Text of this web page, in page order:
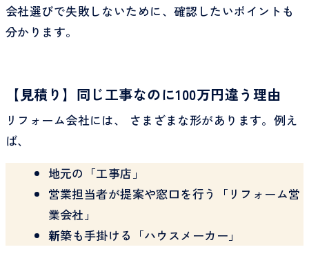
会社選びで失敗しないために、確認したいポイントも
分かります。
【見積り】同じ工事なのに100万円違う理由
リフォーム会社には、 さまざまな形があります。例え
ば、
地元の「工事店」
営業担当者が提案や窓口を行う「リフォーム営
業会社」
新築も手掛ける「ハウスメーカー」